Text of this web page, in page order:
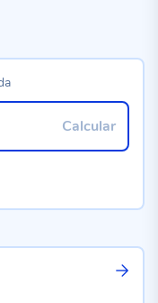
Calcular